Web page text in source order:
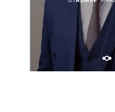
LORENA
ADMIN